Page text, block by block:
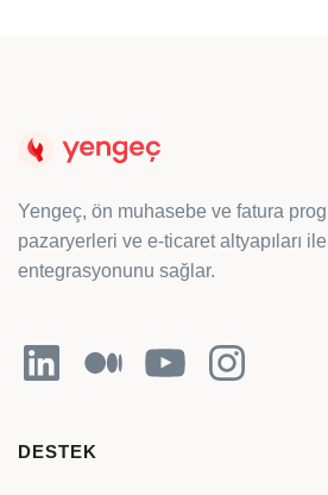
Yengeç, ön muhasebe ve fatura
pazaryerleri ve e-ticaret altyapıları
entegrasyonunu sağlar.
LinkedInOrta YouTubeInstagram
DESTEK